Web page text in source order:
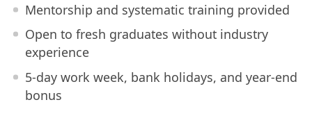
Mentorship and systematic training provided
Open to fresh graduates without industry
experience
5-day work week, bank holidays, and year-end
bonus